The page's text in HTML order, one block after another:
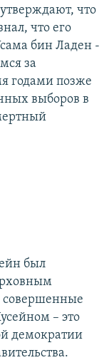
что
что его
бин Ладен -
за
годами позже
выборов в
был
совершенные
– это
демократии